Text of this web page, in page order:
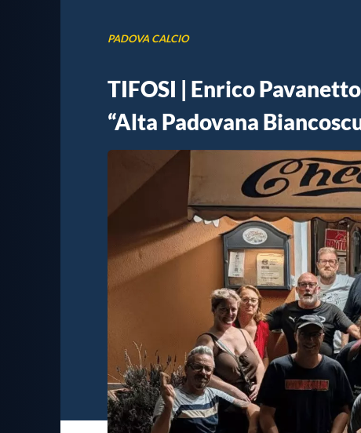
PADOVA CALCIO
TIFOSI | Enrico
“Alta Padovana